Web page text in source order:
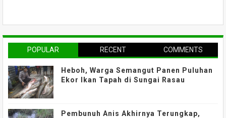
POPULAR RECENT COMMENTS
Heboh, Warga Semangut Panen Puluhan
Ekor Ikan Tapah di Sungai Rasau
Pembunuh Anis Akhirnya Terungkap,